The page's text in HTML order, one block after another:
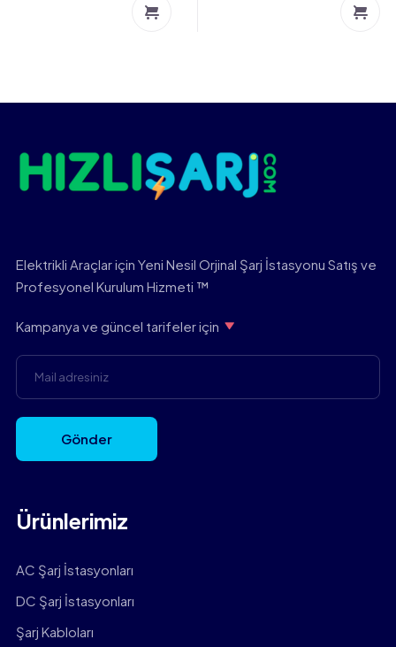
Elektrikli Araçlar için Yeni Nesil Orjinal Şarj İstasyonu Satış ve
Profesyonel Kurulum Hizmeti ™
Kampanya ve güncel tarifeler için
Gönder
Ürünlerimiz
AC Şarj İstasyonları
DC Şarj İstasyonları
Şarj Kabloları